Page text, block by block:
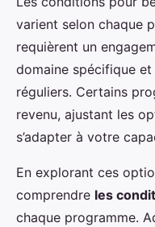
varient selon chaque
requièrent un
domaine spécifique
réguliers. Certains
revenu, ajustant les
s’adapter à votre
En explorant ces
comprendre les
chaque programme.